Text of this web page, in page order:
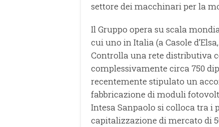
settore dei macchinari per la
Il Gruppo opera su scala
cui uno in Italia (a Casole
Controlla una rete distributiva
complessivamente circa 750
recentemente stipulato un
fabbricazione di moduli
Intesa Sanpaolo si colloca tra
capitalizzazione di mercato di